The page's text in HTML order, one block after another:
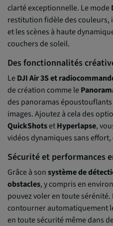
clarté exceptionnelle. Le mode
restitution fidèle des
et les scènes à haute
couchers de soleil.
Des fonctionnalités
LeDJI Air 3S et
de création comme le
des panoramas
images. Ajoutez à cela des
QuickShotsetHyperlapse,
vidéos dynamiques sans
Sécurité et performances
Grâce à sonsystème de
obstacles, y compris en
pouvez voler en toute
contourner automatiquement
en toute sécurité même dans